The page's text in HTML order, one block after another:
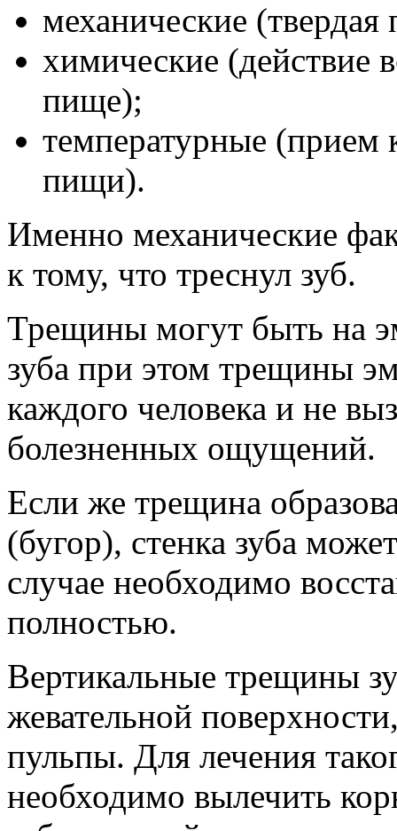
механические
химические (действие
пище);
температурные (прием
пищи).
Именно механические
к тому, что треснул зуб.
Трещины могут быть на
зуба при этом трещины
каждого человека и не
болезненных ощущений.
Если же трещина
(бугор), стенка зуба
случае необходимо
полностью.
Вертикальные трещины
жевательной
пульпы. Для лечения
необходимо вылечить